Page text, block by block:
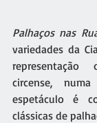
Palhaços nas
variedades da
circense,
espetáculo é
clássicas de